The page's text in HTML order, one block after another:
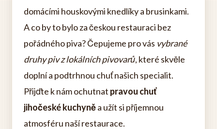
domácími houskovými knedlíky a brusinkami.
A co by to bylo za českou restauraci bez
pořádného piva? Čepujeme pro vás vybrané
druhy piv z lokálních pivovarů, které skvěle
doplní a podtrhnou chuť našich specialit.
Přijďte k nám ochutnat pravou chuť
jihočeské kuchyněa užít si příjemnou
atmosféru naší restaurace.